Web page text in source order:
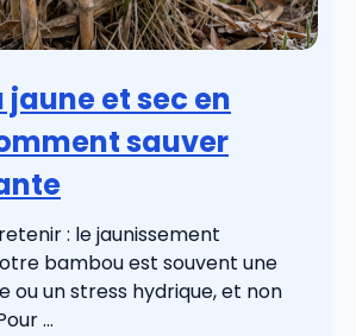
jaune et sec en
sauver
: le jaunissement
bambou est souvent une
ou un stress hydrique, et non
...